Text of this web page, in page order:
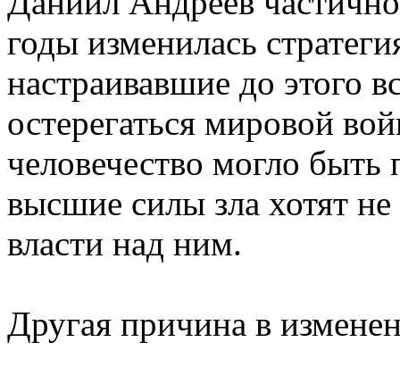
годы изменилась
настраивавшие до этого
остерегаться мировой
человечество могло
высшие силы зла хотят
власти над ним.
Другая причина в